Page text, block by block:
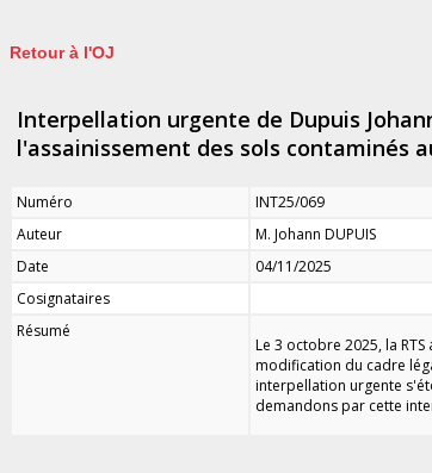
Retour à l'OJ
Interpellation urgente de Dupuis
l'assainissement des sols contaminés
Numéro
INT25/069
Auteur
M. Johann DUPUIS
Date
04/11/2025
Cosignataires
Résumé
Le 3 octobre 2025, la
modification du cadre
interpellation urgente
demandons par cette